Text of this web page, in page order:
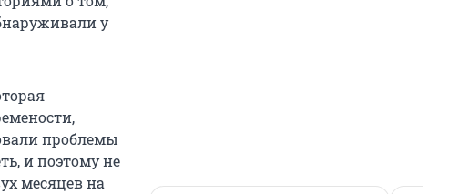
у
проблемы
и поэтому не
месяцев на